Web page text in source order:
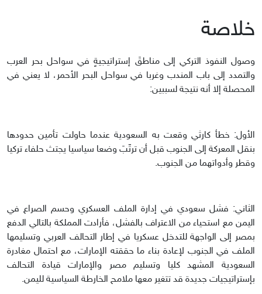
خلاصة
وصول النفوذ التركي إلى مناطقَ إستراتيجيةٍ في سواحل بحر العرب
والتمدد إلى باب المندب وغربا في سواحل البحر الأحمر، لا يعني في
المحصلة إلا أنه نتيجة لسببين:
الأول: خطأ كارثي وقعت به السعودية عندما حاولت تأمين حدودها
بنقل المعركة إلى الجنوب قبل أن ترتّبَ وضعا سياسيا يجتث حلفاء تركيا
وقطر وأدواتهما من الجنوب.
الثاني: فشل سعودي في إدارة الملف العسكري وحسم الصراع في
اليمن مع استحياء من الاعتراف بالفشل، فأرادت المملكة بالتالي الدفع
بمصر إلى الواجهة للتدخل عسكريا في إطار التحالف العربي وتسليمها
الملف في الجنوب لإعادة بناء ما حققته الإمارات، مع احتمال مغادرة
السعودية المشهد كليا وتسليم مصر والإمارات قيادة التحالف
بإستراتيجيات جديدة قد تتغير معها ملامح الخارطة السياسية لليمن.